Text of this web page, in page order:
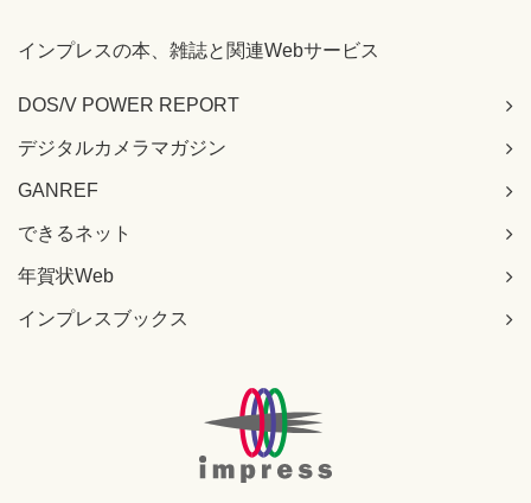
インプレスの本、雑誌と関連Webサービス
DOS/V POWER REPORT
デジタルカメラマガジン
GANREF
できるネット
年賀状Web
インプレスブックス